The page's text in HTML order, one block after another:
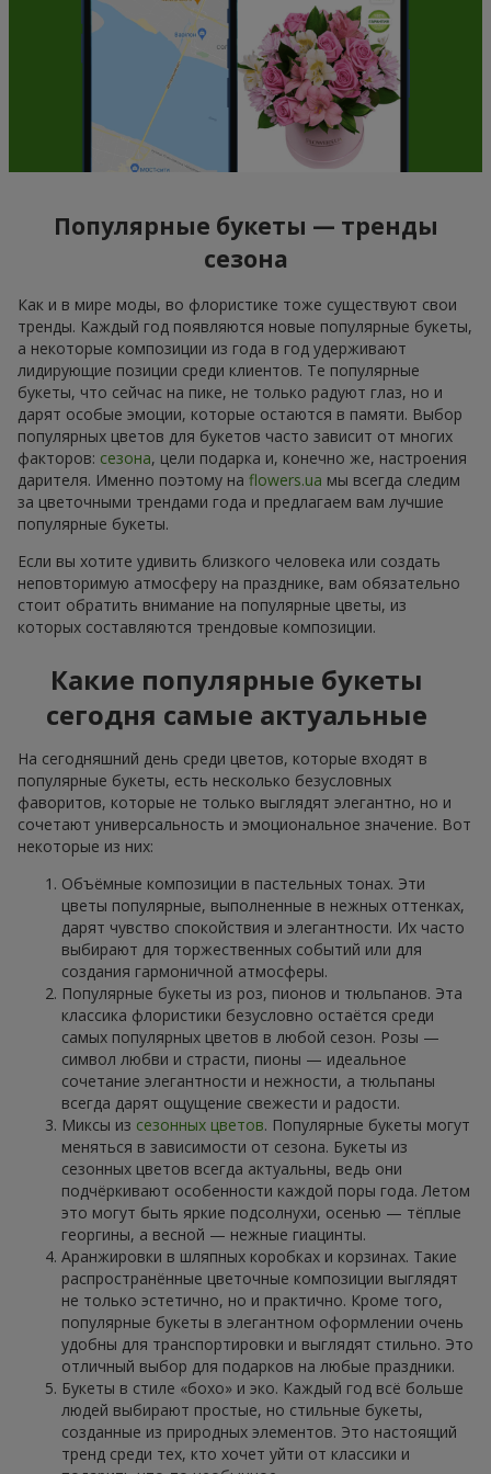
Популярные букеты — тренды
сезона
Как и в мире моды, во флористике тоже существуют свои
тренды. Каждый год появляются новые популярные букеты,
а некоторые композиции из года в год удерживают
лидирующие позиции среди клиентов. Те популярные
букеты, что сейчас на пике, не только радуют глаз, но и
дарят особые эмоции, которые остаются в памяти. Выбор
популярных цветов для букетов часто зависит от многих
факторов: сезона, цели подарка и, конечно же, настроения
дарителя. Именно поэтому на flowers.ua мы всегда следим
за цветочными трендами года и предлагаем вам лучшие
популярные букеты.
Если вы хотите удивить близкого человека или создать
неповторимую атмосферу на празднике, вам обязательно
стоит обратить внимание на популярные цветы, из
которых составляются трендовые композиции.
Какие популярные букеты
сегодня самые актуальные
На сегодняшний день среди цветов, которые входят в
популярные букеты, есть несколько безусловных
фаворитов, которые не только выглядят элегантно, но и
сочетают универсальность и эмоциональное значение. Вот
некоторые из них:
Объёмные композиции в пастельных тонах. Эти
цветы популярные, выполненные в нежных оттенках,
дарят чувство спокойствия и элегантности. Их часто
выбирают для торжественных событий или для
создания гармоничной атмосферы.
Популярные букеты из роз, пионов и тюльпанов. Эта
классика флористики безусловно остаётся среди
самых популярных цветов в любой сезон. Розы —
символ любви и страсти, пионы — идеальное
сочетание элегантности и нежности, а тюльпаны
всегда дарят ощущение свежести и радости.
Миксы из сезонных цветов. Популярные букеты могут
меняться в зависимости от сезона. Букеты из
сезонных цветов всегда актуальны, ведь они
подчёркивают особенности каждой поры года. Летом
это могут быть яркие подсолнухи, осенью — тёплые
георгины, а весной — нежные гиацинты.
Аранжировки в шляпных коробках и корзинах. Такие
распространённые цветочные композиции выглядят
не только эстетично, но и практично. Кроме того,
популярные букеты в элегантном оформлении очень
удобны для транспортировки и выглядят стильно. Это
отличный выбор для подарков на любые праздники.
Букеты в стиле «бохо» и эко. Каждый год всё больше
людей выбирают простые, но стильные букеты,
созданные из природных элементов. Это настоящий
тренд среди тех, кто хочет уйти от классики и